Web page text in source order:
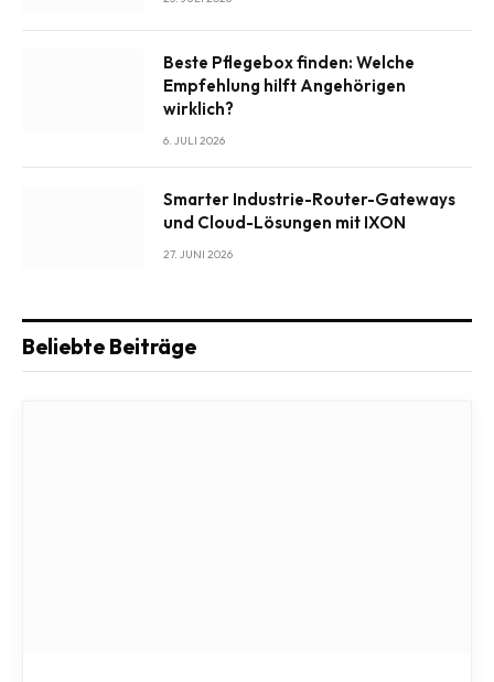
Beste Pflegebox finden: Welche
Empfehlung hilft Angehörigen
wirklich?
6. JULI 2026
Smarter Industrie-Router-Gateways
und Cloud-Lösungen mit IXON
27. JUNI 2026
Beliebte Beiträge